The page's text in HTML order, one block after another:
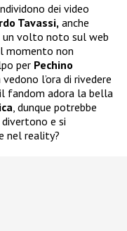
dei video
Tavassi, anche
un volto noto sul web
momento non
per Pechino
l’ora di rivedere
fandom adora la bella
, dunque potrebbe
e si
nel reality?